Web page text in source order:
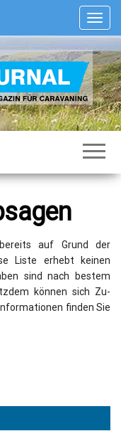
S
c
a
l
t
e
N
a
v
i
g
n
auf Grund der
Liste erhebt keinen
sind nach bestem
können sich Zu-
finden Sie